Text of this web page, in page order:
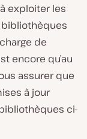
exploiter les
bibliothèques
de
encore qu’au
assurer que
à jour
ci-